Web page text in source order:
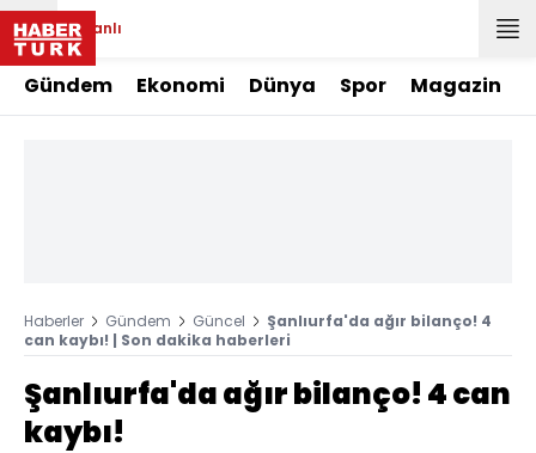
Canlı
Gündem Ekonomi Dünya Spor Magazin
Haberler Gündem Güncel
Şanlıurfa'da ağır bilanço! 4
can kaybı! | Son dakika haberleri
Şanlıurfa'da ağır bilanço! 4 can
kaybı!